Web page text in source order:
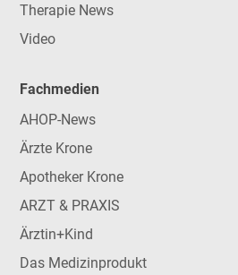
Therapie News
Video
Fachmedien
AHOP-News
Ärzte Krone
Apotheker Krone
ARZT & PRAXIS
Ärztin+Kind
Das Medizinprodukt